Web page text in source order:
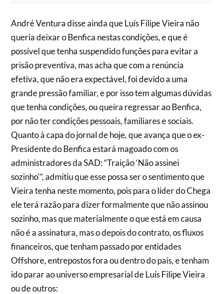
André Ventura disse ainda que Luís Filipe Vieira não
queria deixar o Benfica nestas condições, e que é
possível que tenha suspendido funções para evitar a
prisão preventiva, mas acha que com a renúncia
efetiva, que não era expectável, foi devido a uma
grande pressão familiar, e por isso tem algumas dúvidas
que tenha condições, ou queira regressar ao Benfica,
por não ter condições pessoais, familiares e sociais.
Quanto à capa do jornal de hoje, que avança que o ex-
Presidente do Benfica estará magoado com os
administradores da SAD: “Traição ‘Não assinei
sozinho'”, admitiu que esse possa ser o sentimento que
Vieira tenha neste momento, pois para o líder do Chega
ele terá razão para dizer formalmente que não assinou
sozinho, mas que materialmente o que está em causa
não é a assinatura, mas o depois do contrato, os fluxos
financeiros, que tenham passado por entidades
Offshore, entrepostos fora ou dentro do país, e tenham
ido parar ao universo empresarial de Luís Filipe Vieira
ou de outros: